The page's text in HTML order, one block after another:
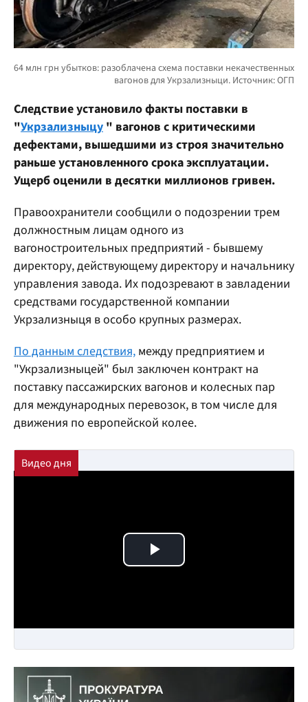
Следствие установило факты поставки в
"Укрзализныцу " вагонов с критическими
дефектами, вышедшими из строя значительно
раньше установленного срока эксплуатации.
Ущерб оценили в десятки миллионов гривен.
Правоохранители сообщили о подозрении трем
должностным лицам одного из
вагоностроительных предприятий - бывшему
директору, действующему директору и начальнику
управления завода. Их подозревают в завладении
средствами государственной компании
Укрзализныця в особо крупных размерах.
По данным следствия, между предприятием и
"Укрзализныцей" был заключен контракт на
поставку пассажирских вагонов и колесных пар
для международных перевозок, в том числе для
движения по европейской колее.
Play Video